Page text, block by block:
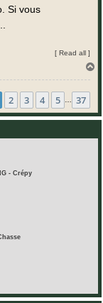
Si vous
[ Read all ]
2 3 4 5 37
- Crépy